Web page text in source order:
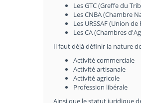
Les GTC (Greffe du
Les CNBA (Chambre
Les URSSAF (Union
Les CA (Chambres
Il faut déjà définir la nature
Activité commerciale
Activité artisanale
Activité agricole
Profession libérale
Ainsi que le statut juridique